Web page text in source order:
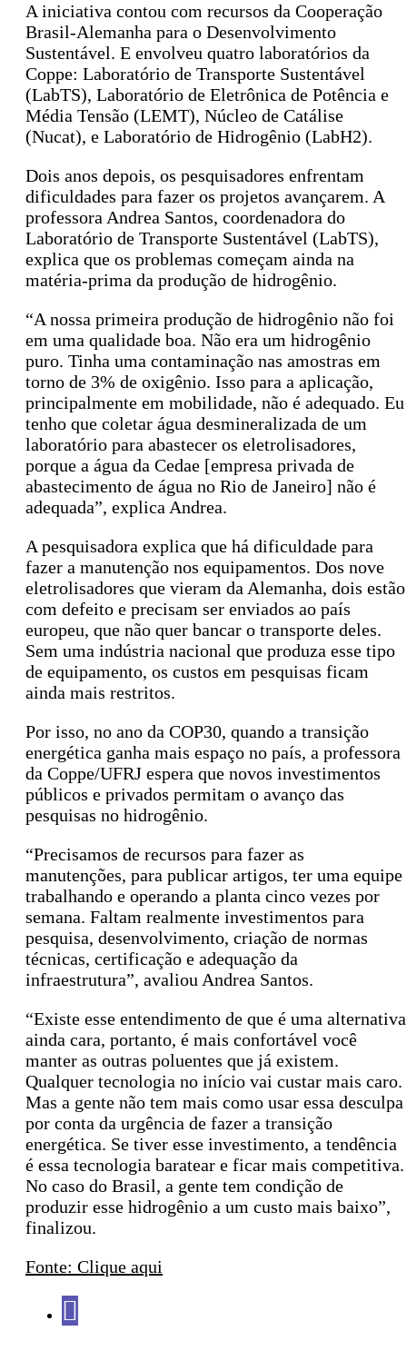
A iniciativa contou com recursos da Cooperação
Brasil-Alemanha para o Desenvolvimento
Sustentável. E envolveu quatro laboratórios da
Coppe: Laboratório de Transporte Sustentável
(LabTS), Laboratório de Eletrônica de Potência e
Média Tensão (LEMT), Núcleo de Catálise
(Nucat), e Laboratório de Hidrogênio (LabH2).
Dois anos depois, os pesquisadores enfrentam
dificuldades para fazer os projetos avançarem. A
professora Andrea Santos, coordenadora do
Laboratório de Transporte Sustentável (LabTS),
explica que os problemas começam ainda na
matéria-prima da produção de hidrogênio.
“A nossa primeira produção de hidrogênio não foi
em uma qualidade boa. Não era um hidrogênio
puro. Tinha uma contaminação nas amostras em
torno de 3% de oxigênio. Isso para a aplicação,
principalmente em mobilidade, não é adequado. Eu
tenho que coletar água desmineralizada de um
laboratório para abastecer os eletrolisadores,
porque a água da Cedae [empresa privada de
abastecimento de água no Rio de Janeiro] não é
adequada”, explica Andrea.
A pesquisadora explica que há dificuldade para
fazer a manutenção nos equipamentos. Dos nove
eletrolisadores que vieram da Alemanha, dois estão
com defeito e precisam ser enviados ao país
europeu, que não quer bancar o transporte deles.
Sem uma indústria nacional que produza esse tipo
de equipamento, os custos em pesquisas ficam
ainda mais restritos.
Por isso, no ano da COP30, quando a transição
energética ganha mais espaço no país, a professora
da Coppe/UFRJ espera que novos investimentos
públicos e privados permitam o avanço das
pesquisas no hidrogênio.
“Precisamos de recursos para fazer as
manutenções, para publicar artigos, ter uma equipe
trabalhando e operando a planta cinco vezes por
semana. Faltam realmente investimentos para
pesquisa, desenvolvimento, criação de normas
técnicas, certificação e adequação da
infraestrutura”, avaliou Andrea Santos.
“Existe esse entendimento de que é uma alternativa
ainda cara, portanto, é mais confortável você
manter as outras poluentes que já existem.
Qualquer tecnologia no início vai custar mais caro.
Mas a gente não tem mais como usar essa desculpa
por conta da urgência de fazer a transição
energética. Se tiver esse investimento, a tendência
é essa tecnologia baratear e ficar mais competitiva.
No caso do Brasil, a gente tem condição de
produzir esse hidrogênio a um custo mais baixo”,
finalizou.
Fonte: Clique aqui